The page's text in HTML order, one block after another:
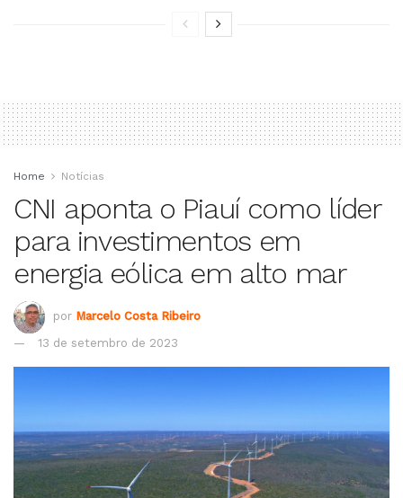
Home Notícias
CNI aponta o Piauí como líder
para investimentos em
energia eólica em alto mar
por Marcelo Costa Ribeiro
13 de setembro de 2023